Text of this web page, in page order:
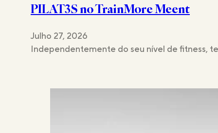
PILAT3S no TrainMore Meent
Julho 27, 2026
Independentemente do seu nível de fitness,